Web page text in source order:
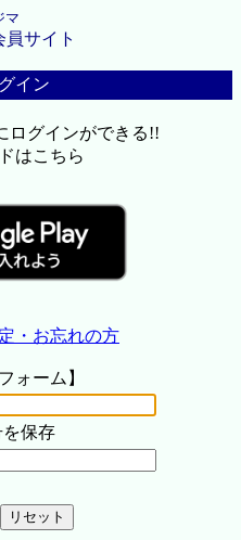
マ
員サイト
イン
ログインができる!!
はこちら
・お忘れの方
ォーム】
を保存